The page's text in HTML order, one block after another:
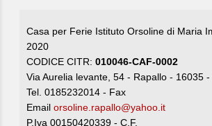
Casa per Ferie Istituto Orsoline di Maria
2020
CODICE CITR: 010046-CAF-0002
Via Aurelia levante, 54 - Rapallo - 16035
Tel. 0185232014 - Fax
Email orsoline.rapallo@yahoo.it
P.Iva 00150420339 - C.F.